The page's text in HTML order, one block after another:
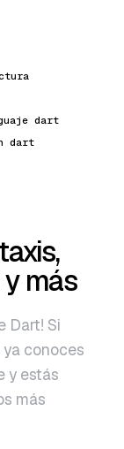
dart
dart
más
Dart! Si
conoces
y estás
más